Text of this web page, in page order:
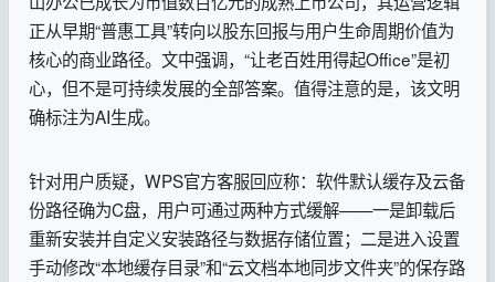
正从早期“普惠工具”转向以股东回报与用户生命周期价值为
核心的商业路径。文中强调，“让老百姓用得起Office”是初
心，但不是可持续发展的全部答案。值得注意的是，该文明
确标注为AI生成。
针对用户质疑，WPS官方客服回应称：软件默认缓存及云备
份路径确为C盘，用户可通过两种方式缓解——一是卸载后
重新安装并自定义安装路径与数据存储位置；二是进入设置
手动修改“本地缓存目录”和“云文档本地同步文件夹”的保存路